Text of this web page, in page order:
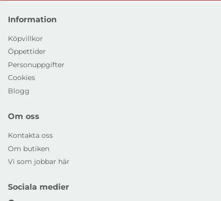
Information
Köpvillkor
Öppettider
Personuppgifter
Cookies
Blogg
Om oss
Kontakta oss
Om butiken
Vi som jobbar här
Sociala medier